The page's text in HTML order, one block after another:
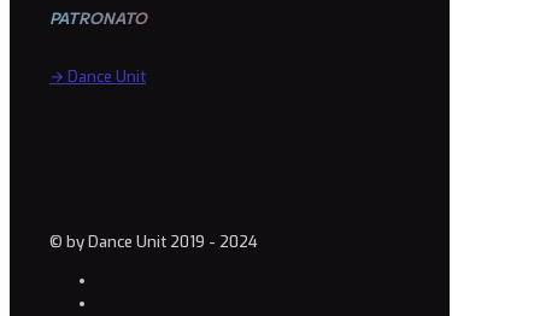
PATRONATO
→ Dance Unit
© by Dance Unit 2019 - 2024